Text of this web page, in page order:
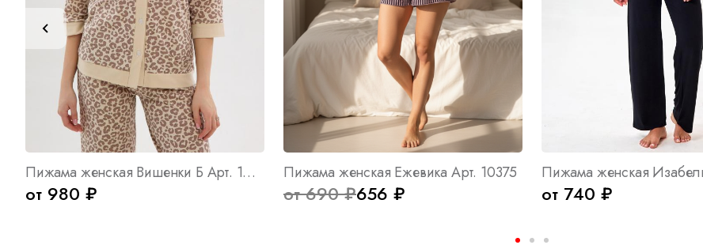
Пижама женская Вишенки Б Арт. 10653
от 980 ₽
Пижама женская Ежевика Арт. 10375
от 690 ₽656 ₽ от 740 ₽